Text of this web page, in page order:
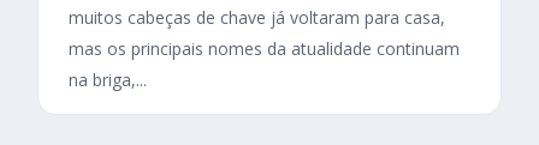
muitos cabeças de chave já voltaram para casa,
mas os principais nomes da atualidade continuam
na briga,...